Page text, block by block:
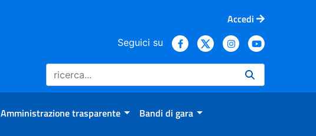
Accedi
Seguici su
Amministrazione trasparente Bandi di gara